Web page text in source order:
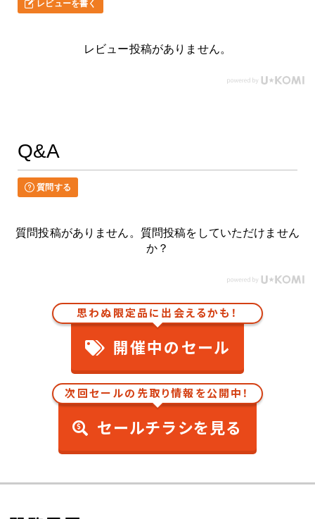
レビューを書く
レビュー投稿がありません。
Q&A
質問する
質問投稿がありません。質問投稿をしていただけません
か？
思わぬ限定品に出会えるかも！
開催中のセール
次回セールの先取り情報を公開中！
セールチラシを見る